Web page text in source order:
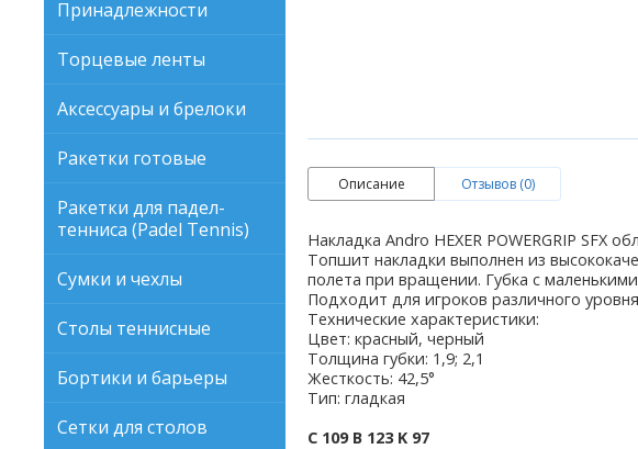
Принадлежности
Торцевые ленты
Аксессуары и брелоки
Ракетки готовые
Ракетки для падел-
тенниса (Padel Tennis)
Сумки и чехлы
Столы теннисные
Бортики и барьеры
Сетки для столов
Описание Отзывов (0)
Накладка Andro HEXER POWERGRIP
Топшит накладки выполнен из
полета при вращении. Губка с
Подходит для игроков различного
Технические характеристики:
Цвет: красный, черный
Толщина губки: 1,9; 2,1
Жесткость: 42,5°
Тип: гладкая
С 109 В 123 K 97